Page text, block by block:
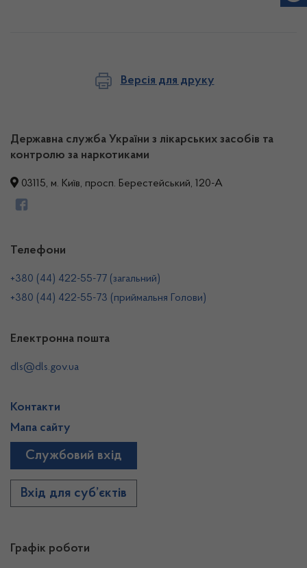
Версія для друку
Державна служба України з лікарських засобів та
контролю за наркотиками
03115, м. Київ, просп. Берестейський, 120-А
Графік роботи
Телефони
+380 (44) 422-55-77 (загальний)
+380 (44) 422-55-73 (приймальня Голови)
Електронна пошта
dls@dls.gov.ua
Контакти
Мапа сайту
Службовий вхід
Вхід для суб’єктів